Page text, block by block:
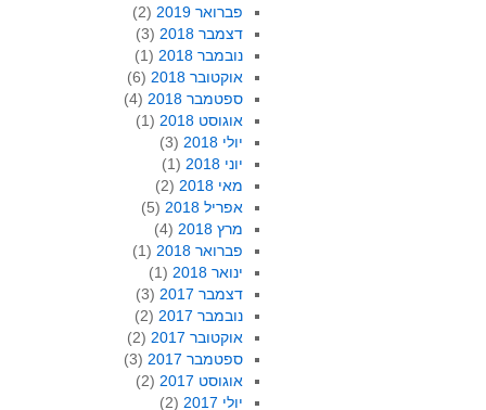
פברואר 2019
(2)
דצמבר 2018
(3)
נובמבר 2018
(1)
אוקטובר 2018
(6)
ספטמבר 2018
(4)
אוגוסט 2018
(1)
יולי 2018
(3)
יוני 2018
(1)
מאי 2018
(2)
אפריל 2018
(5)
מרץ 2018
(4)
פברואר 2018
(1)
ינואר 2018
(1)
דצמבר 2017
(3)
נובמבר 2017
(2)
אוקטובר 2017
(2)
ספטמבר 2017
(3)
אוגוסט 2017
(2)
יולי 2017
(2)